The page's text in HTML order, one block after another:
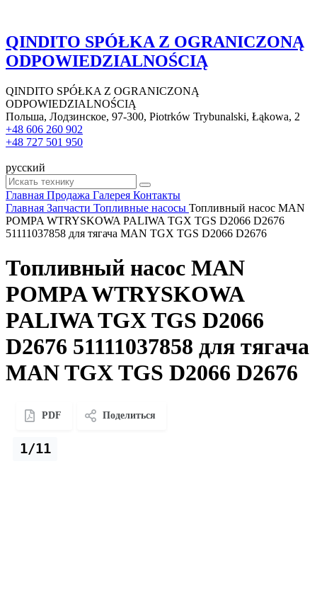
QINDITO SPÓŁKA Z OGRANICZONĄ
ODPOWIEDZIALNOŚCIĄ
QINDITO SPÓŁKA Z OGRANICZONĄ
ODPOWIEDZIALNOŚCIĄ
Польша, Лодзинское, 97-300, Piotrków Trybunalski, Łąkowa, 2
+48 606 260 902
+48 727 501 950
русский
Главная Продажа Галерея Контакты
Главная Запчасти Топливные насосы Топливный насос MAN
POMPA WTRYSKOWA PALIWA TGX TGS D2066 D2676
51111037858 для тягача MAN TGX TGS D2066 D2676
Топливный насос MAN
POMPA WTRYSKOWA
PALIWA TGX TGS D2066
D2676 51111037858 для тягача
MAN TGX TGS D2066 D2676
PDF Поделиться
1/11